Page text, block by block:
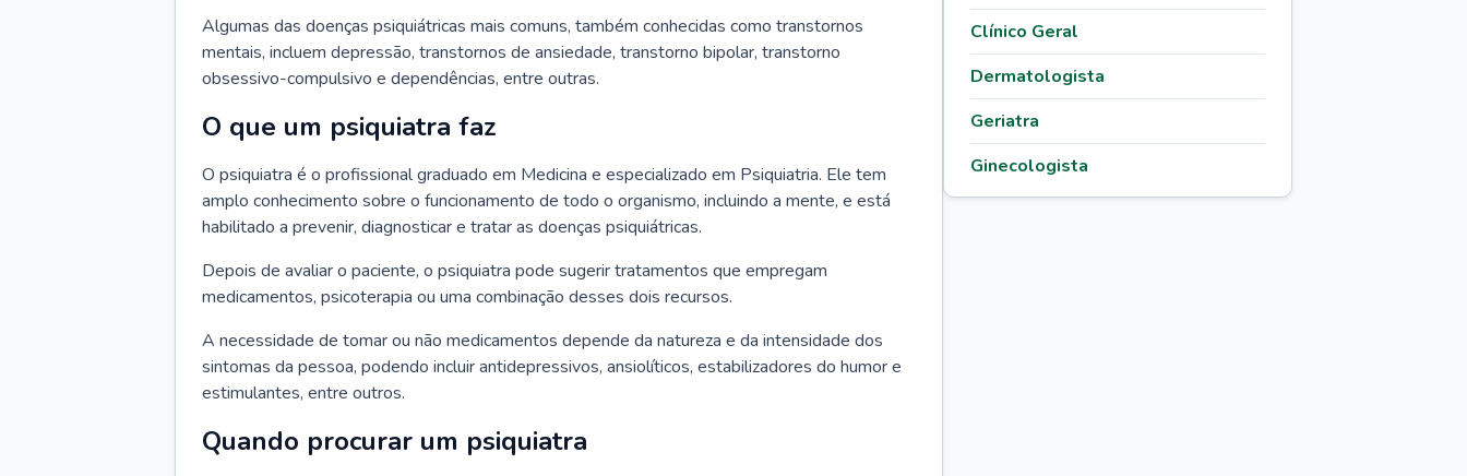
Algumas das doenças psiquiátricas mais comuns, também conhecidas como transtornos
mentais, incluem depressão, transtornos de ansiedade, transtorno bipolar, transtorno
obsessivo-compulsivo e dependências, entre outras.
O que um psiquiatra faz
O psiquiatra é o profissional graduado em Medicina e especializado em Psiquiatria. Ele tem
amplo conhecimento sobre o funcionamento de todo o organismo, incluindo a mente, e está
habilitado a prevenir, diagnosticar e tratar as doenças psiquiátricas.
Depois de avaliar o paciente, o psiquiatra pode sugerir tratamentos que empregam
medicamentos, psicoterapia ou uma combinação desses dois recursos.
A necessidade de tomar ou não medicamentos depende da natureza e da intensidade dos
sintomas da pessoa, podendo incluir antidepressivos, ansiolíticos, estabilizadores do humor e
estimulantes, entre outros.
Quando procurar um psiquiatra
Clínico Geral
Dermatologista
Geriatra
Ginecologista